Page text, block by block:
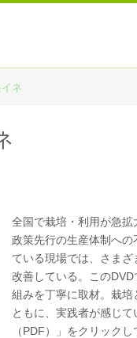
ネ
全国で栽培・利用が急拡
政策先行の生産体制へ
ている現場では、さま
改善している。この
組みを丁寧に取材。栽
ともに、実践者が感じ
（PDF）」をクリックし